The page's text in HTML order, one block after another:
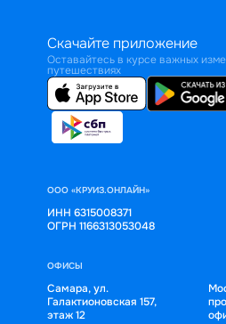
Скачайте приложение
Оставайтесь в курсе важных
путешествиях
ООО «КРУИЗ.ОНЛАЙН»
ИНН 6315008371
ОГРН 1166313053048
ОФИСЫ
Самара, ул.
Галактионовская 157,
этаж 12